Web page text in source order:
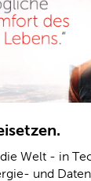
Welt - in
und